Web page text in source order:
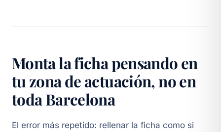
Monta la ficha pensando en
tu zona de actuación, no en
toda Barcelona
El error más repetido: rellenar la ficha como si